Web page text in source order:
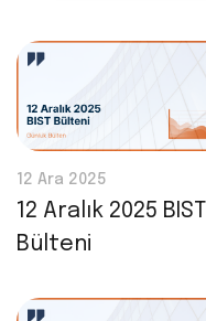
12 Ara 2025
12 Aralık 2025 BIST
Bülteni